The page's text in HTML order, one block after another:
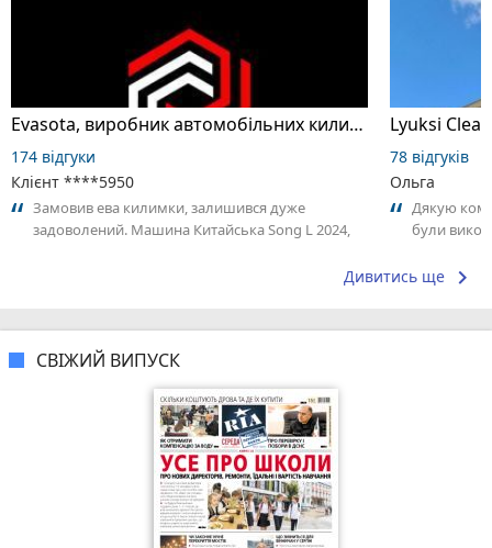
Evasota, виробник автомобільних килимків з EVA матеріалу
174 відгуки
Клієнт ****5950
Замовив ева килимки, залишився дуже
задоволений. Машина Китайська Song L 2024,
Lyuksi
78 відгуків
Ольга
Дякую
були
Дивитись ще keyboard_arrow_right
СВІЖИЙ ВИПУСК